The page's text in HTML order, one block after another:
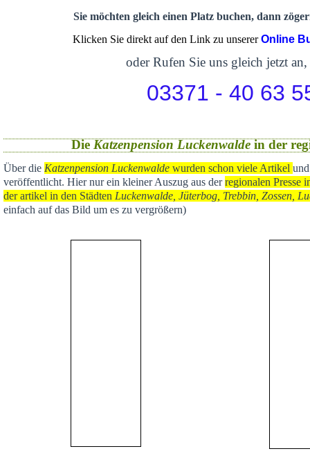
Sie möchten gleich einen Platz buchen, dann
Klicken Sie direkt auf den Link zu unsererOnline
oder Rufen Sie uns gleich jetzt an,
03371 - 40 63
Die Katzenpension Luckenwaldein der
Über die Katzenpension Luckenwalde wurden schon viele Artikel
veröffentlicht. Hier nur ein kleiner Auszug aus derregionalen Presse
der artikel in den Städten Luckenwalde, Jüterbog, Trebbin, Zossen,
einfach auf das Bild um es zu vergrößern)